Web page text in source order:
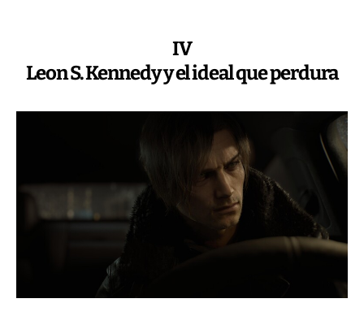
IV
Leon S. Kennedy y el ideal que perdura